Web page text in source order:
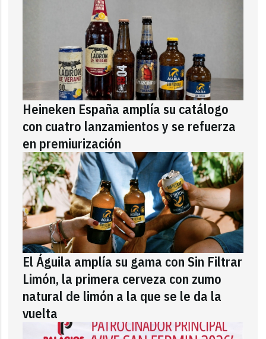
Heineken España amplía su catálogo
con cuatro lanzamientos y se refuerza
en premiurización
El Águila amplía su gama con Sin Filtrar
Limón, la primera cerveza con zumo
natural de limón a la que se le da la
vuelta